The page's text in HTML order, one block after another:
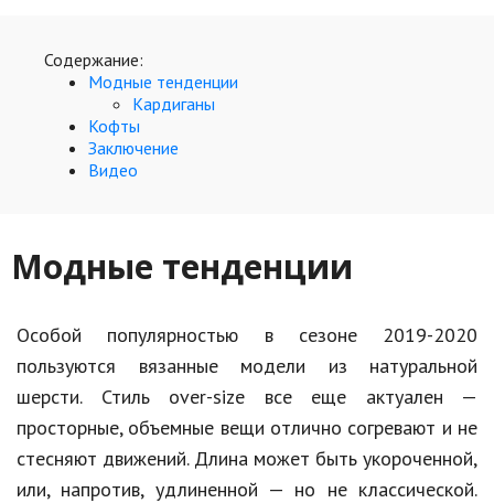
Домашние животные
Семья и дети
Путешествия
Культура и общество
Бизнес
Хобби и развлечения
Финансы
Юриспруденция
Содержание:
Модные тенденции
Кардиганы
Кофты
Заключение
Видео
Модные тенденции
Особой популярностью в сезоне 2019-2020
пользуются вязанные модели из натуральной
шерсти. Стиль over-size все еще актуален —
просторные, объемные вещи отлично согревают и не
стесняют движений. Длина может быть укороченной,
или, напротив, удлиненной — но не классической.